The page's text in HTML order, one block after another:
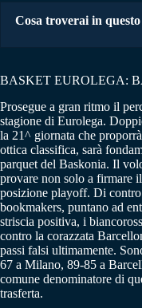
Cosa troverai in
BASKET EUROLEGA:
Prosegue a gran ritmo il
stagione di Eurolega.
la 21^ giornata che
ottica classifica, sarà
parquet del Baskonia. Il
provare non solo a firmare
posizione playoff. Di
bookmakers, puntano ad
striscia positiva, i
contro la corazzata
passi falsi ultimamente.
67 a Milano, 89-85 a
comune denominatore di
trasferta.